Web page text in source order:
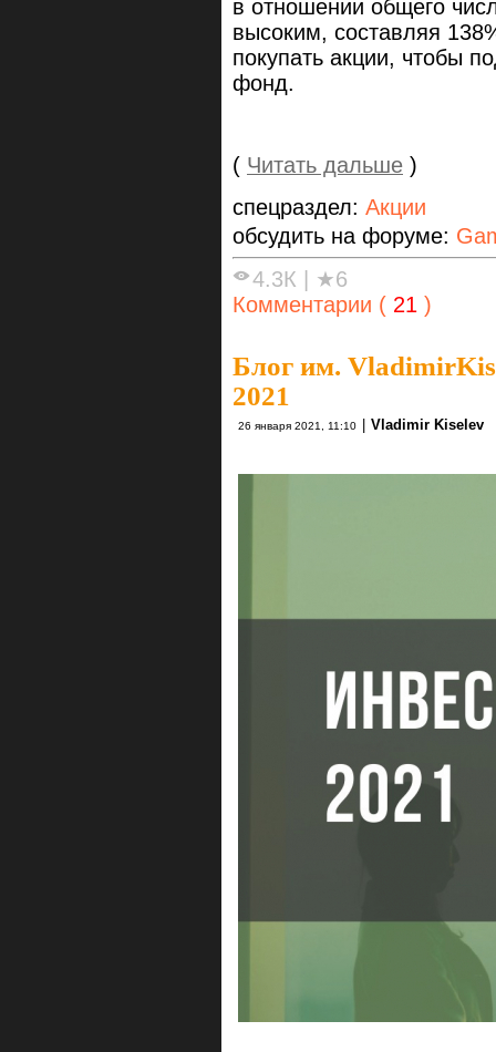
в отношении общего
высоким, составляя
покупать акции, чтобы
фонд.
( Читать дальше )
спецраздел: Акции
обсудить на форуме:
4.3К
★6
Комментарии ( 21 )
Блог им.
2021
26 января 2021, 11:10 Vladimir Kiselev